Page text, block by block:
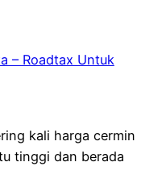
– Roadtax Untuk
kali harga cermin
tinggi dan berada